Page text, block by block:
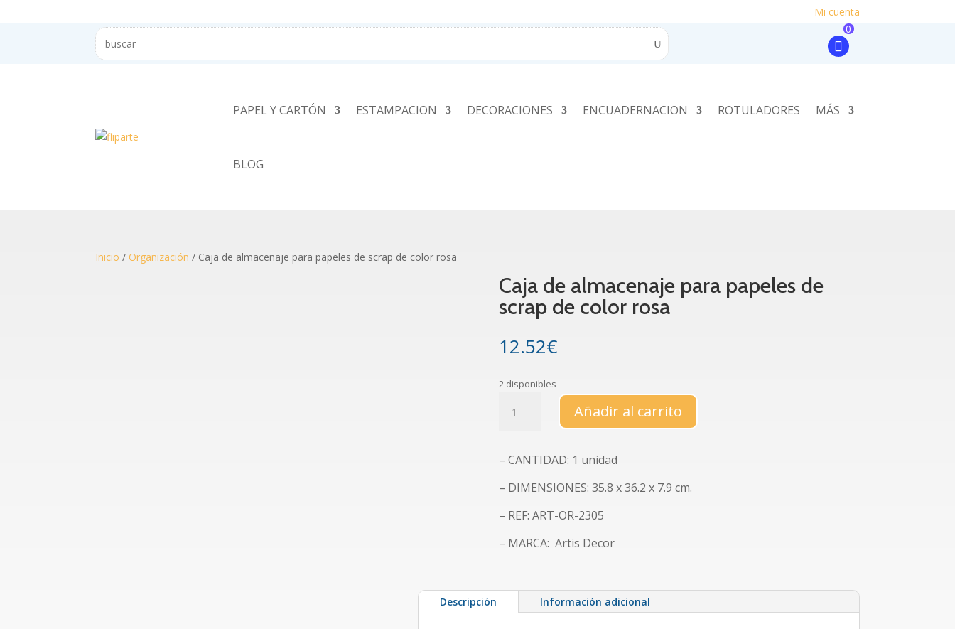
Mi cuenta
0
PAPEL Y CARTÓN ESTAMPACION DECORACIONES ENCUADERNACION ROTULADORES MÁS
BLOG
Inicio /Organización / Caja de almacenaje para papeles de scrap de color rosa
Caja de almacenaje para papeles de
scrap de color rosa
12.52€
2 disponibles
papeles
de
de
rosa
Añadir al carrito
– CANTIDAD: 1 unidad
– DIMENSIONES: 35.8 x 36.2 x 7.9 cm.
– REF: ART-OR-2305
– MARCA: Artis Decor
Descripción Información adicional